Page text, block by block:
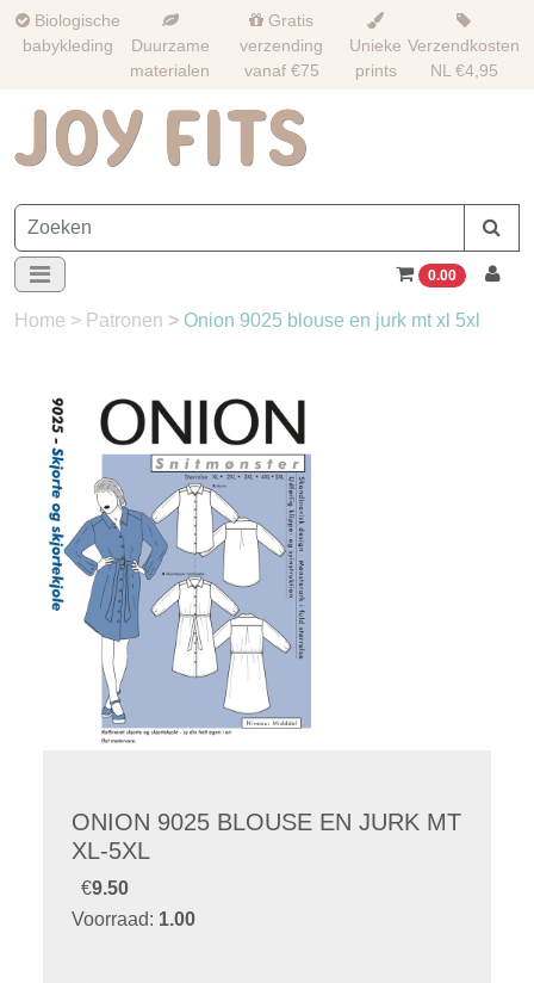
Biologische
babykleding
Duurzame
materialen
Gratis
verzending
vanaf €75
Unieke
prints
Verzendkosten
NL €4,95
0.00
Home > Patronen > Onion 9025 blouse en jurk mt xl 5xl
ONION 9025 BLOUSE EN JURK MT
XL-5XL
€9.50
Voorraad: 1.00